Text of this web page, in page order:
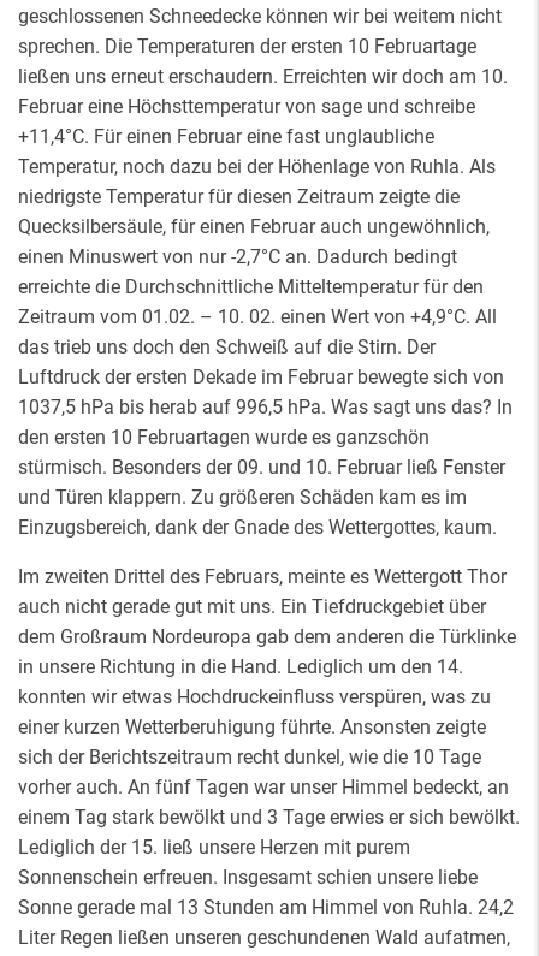
geschlossenen Schneedecke können wir bei weitem nicht
sprechen. Die Temperaturen der ersten 10 Februartage
ließen uns erneut erschaudern. Erreichten wir doch am 10.
Februar eine Höchsttemperatur von sage und schreibe
+11,4°C. Für einen Februar eine fast unglaubliche
Temperatur, noch dazu bei der Höhenlage von Ruhla. Als
niedrigste Temperatur für diesen Zeitraum zeigte die
Quecksilbersäule, für einen Februar auch ungewöhnlich,
einen Minuswert von nur -2,7°C an. Dadurch bedingt
erreichte die Durchschnittliche Mitteltemperatur für den
Zeitraum vom 01.02. – 10. 02. einen Wert von +4,9°C. All
das trieb uns doch den Schweiß auf die Stirn. Der
Luftdruck der ersten Dekade im Februar bewegte sich von
1037,5 hPa bis herab auf 996,5 hPa. Was sagt uns das? In
den ersten 10 Februartagen wurde es ganzschön
stürmisch. Besonders der 09. und 10. Februar ließ Fenster
und Türen klappern. Zu größeren Schäden kam es im
Einzugsbereich, dank der Gnade des Wettergottes, kaum.
Im zweiten Drittel des Februars, meinte es Wettergott Thor
auch nicht gerade gut mit uns. Ein Tiefdruckgebiet über
dem Großraum Nordeuropa gab dem anderen die Türklinke
in unsere Richtung in die Hand. Lediglich um den 14.
konnten wir etwas Hochdruckeinfluss verspüren, was zu
einer kurzen Wetterberuhigung führte. Ansonsten zeigte
sich der Berichtszeitraum recht dunkel, wie die 10 Tage
vorher auch. An fünf Tagen war unser Himmel bedeckt, an
einem Tag stark bewölkt und 3 Tage erwies er sich bewölkt.
Lediglich der 15. ließ unsere Herzen mit purem
Sonnenschein erfreuen. Insgesamt schien unsere liebe
Sonne gerade mal 13 Stunden am Himmel von Ruhla. 24,2
Liter Regen ließen unseren geschundenen Wald aufatmen,